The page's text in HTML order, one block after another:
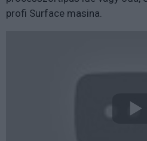
profi Surface masina.